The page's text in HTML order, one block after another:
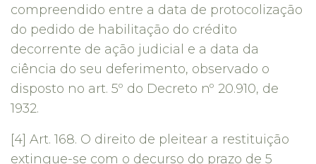
compreendido entre a data de protocolização
do pedido de habilitação do crédito
decorrente de ação judicial e a data da
ciência do seu deferimento, observado o
disposto no art. 5º do Decreto nº 20.910, de
1932.
[4] Art. 168. O direito de pleitear a restituição
extingue-se com o decurso do prazo de 5